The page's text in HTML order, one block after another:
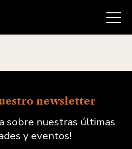
newsletter
sobre nuestras últimas
y eventos!